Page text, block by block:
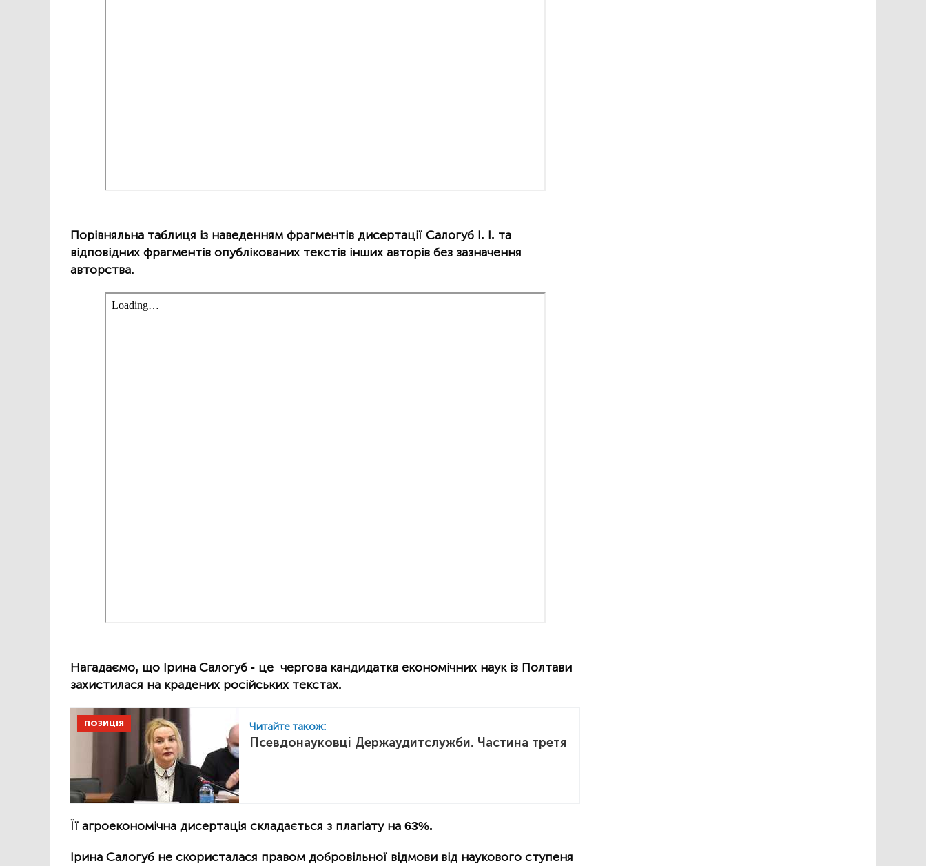
Порівняльна таблиця із наведенням фрагментів дисертації Салогуб І. І. та
відповідних фрагментів опублікованих текстів інших авторів без зазначення
авторства.
Нагадаємо, що Ірина Салогуб - це чергова кандидатка економічних наук із Полтави
захистилася на крадених російських текстах.
ПОЗИЦІЯ Читайте також:
Псевдонауковці Держаудитслужби. Частина третя
Її агроекономічна дисертація складається з плагіату на 63%.
Ірина Салогуб не скористалася правом добровільної відмови від наукового ступеня